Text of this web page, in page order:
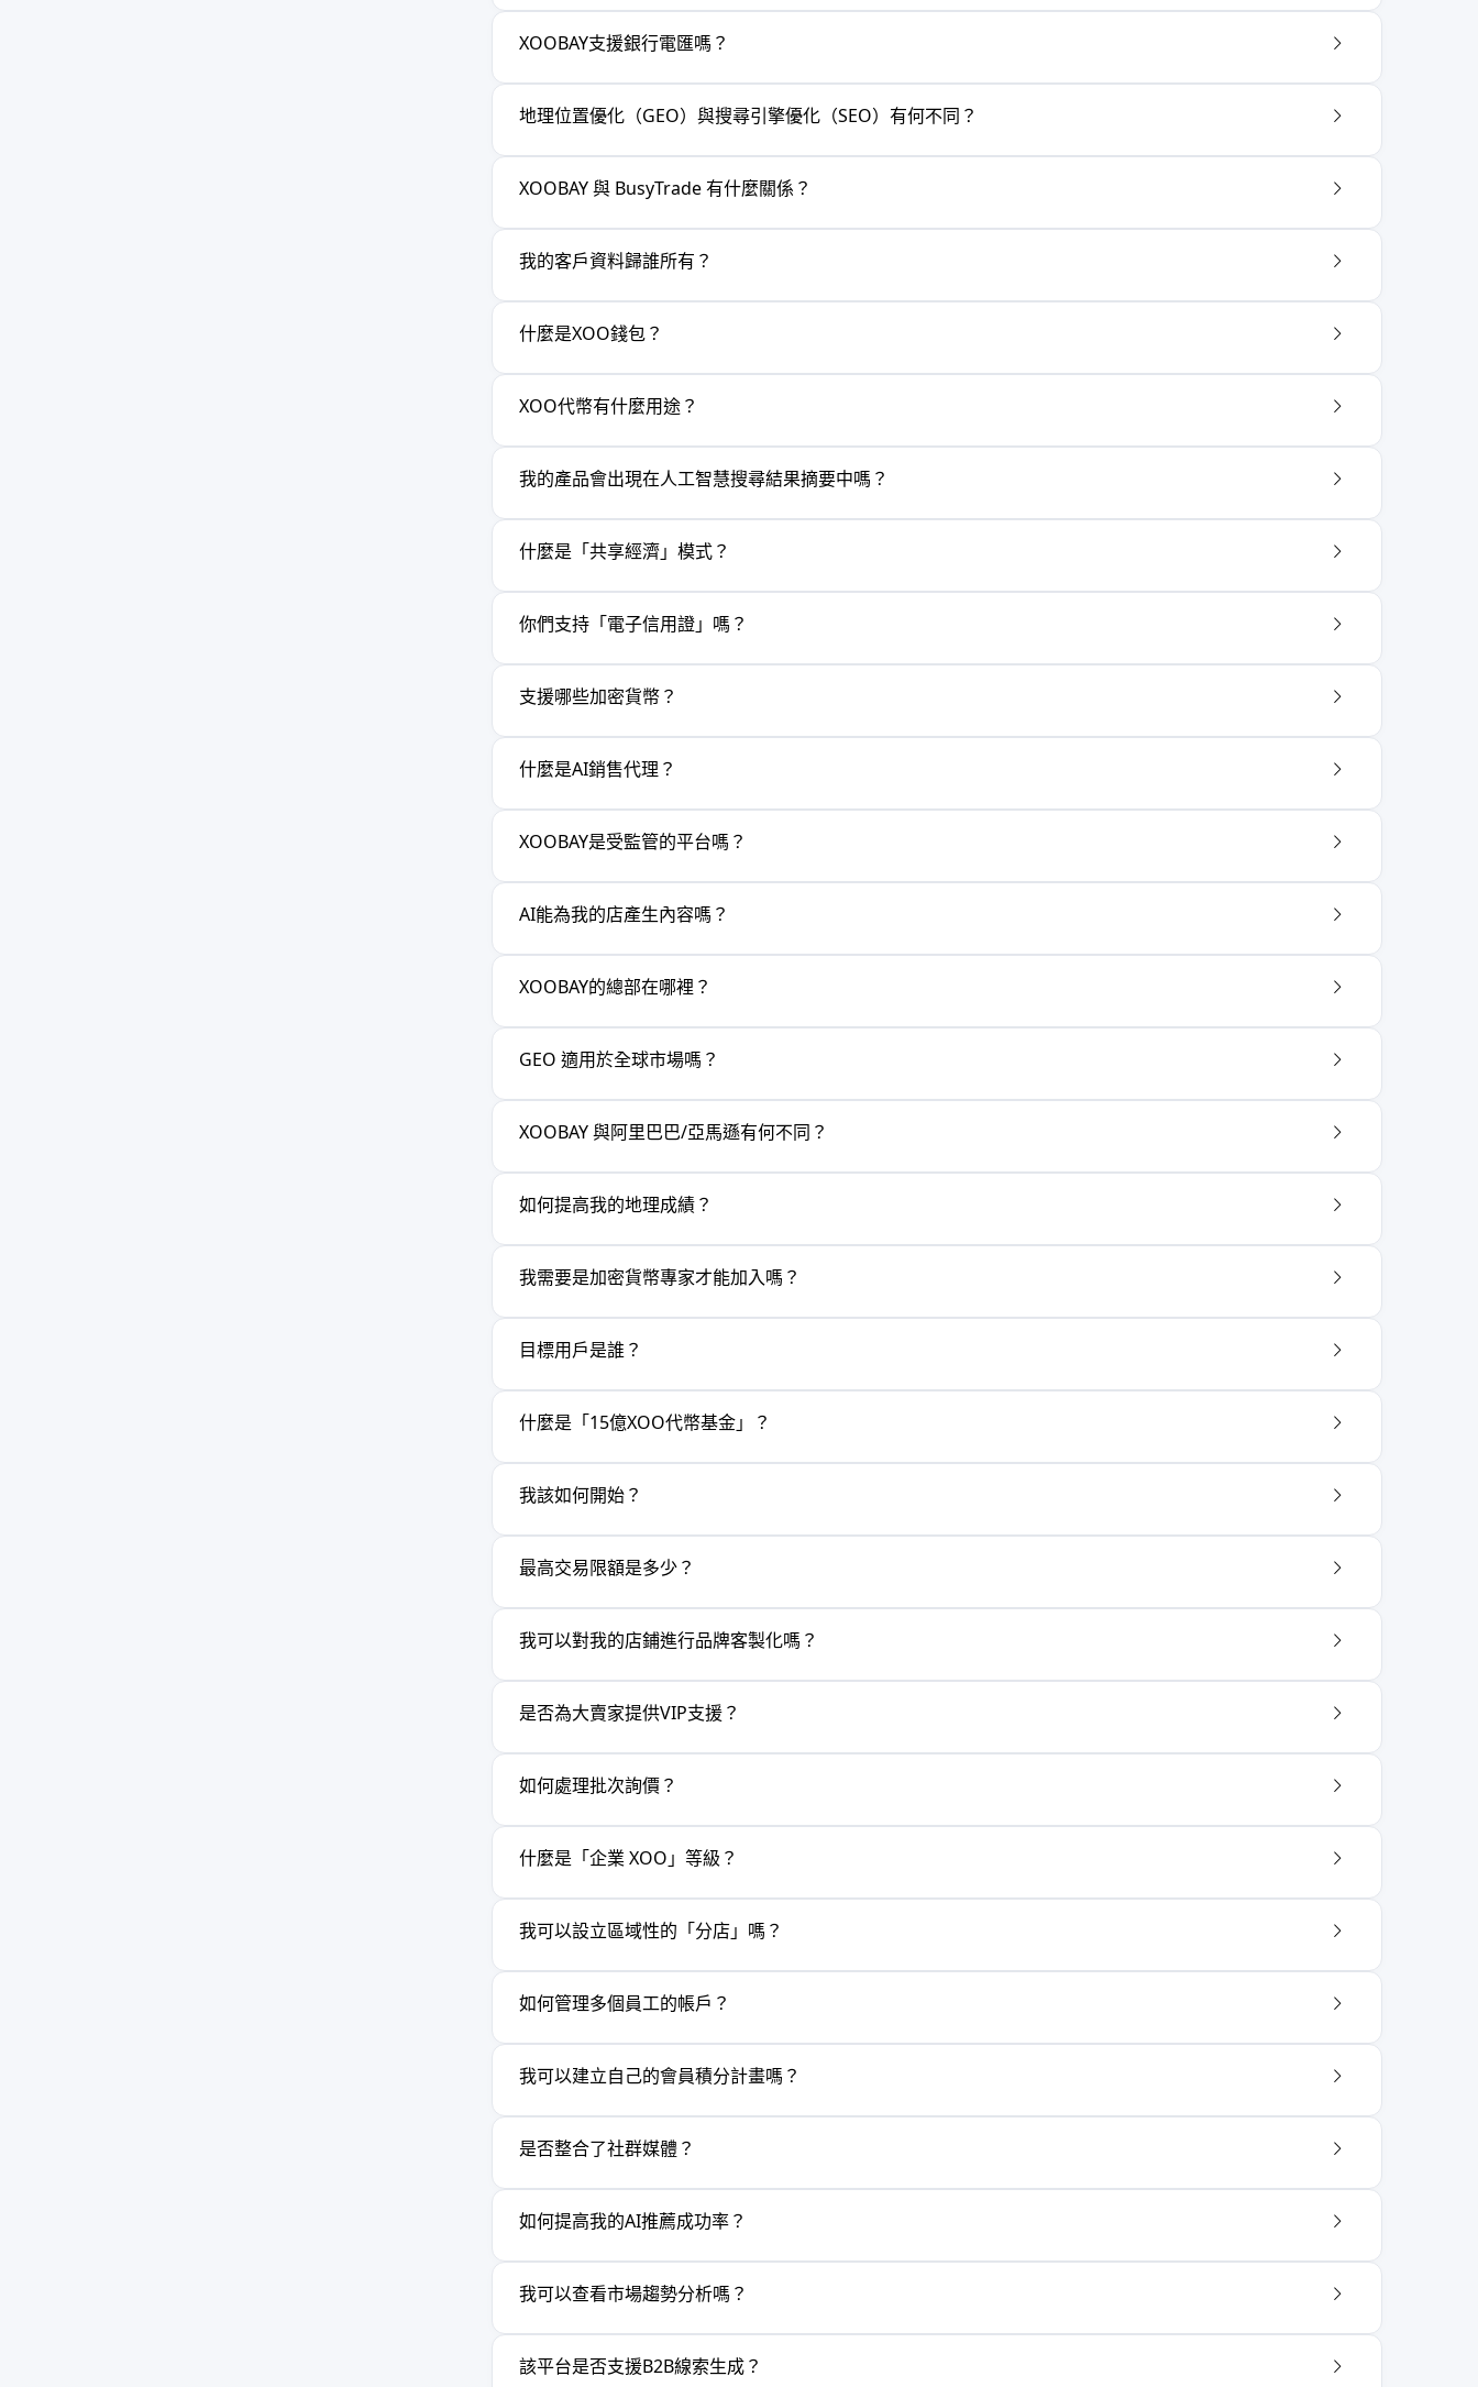
XOOBAY支援銀行電匯嗎？
地理位置優化（GEO）與搜尋引擎優化（SEO）有何不同？
XOOBAY 與 BusyTrade 有什麼關係？
我的客戶資料歸誰所有？
什麼是XOO錢包？
XOO代幣有什麼用途？
我的產品會出現在人工智慧搜尋結果摘要中嗎？
什麼是「共享經濟」模式？
你們支持「電子信用證」嗎？
支援哪些加密貨幣？
什麼是AI銷售代理？
XOOBAY是受監管的平台嗎？
AI能為我的店產生內容嗎？
XOOBAY的總部在哪裡？
GEO 適用於全球市場嗎？
XOOBAY 與阿里巴巴/亞馬遜有何不同？
如何提高我的地理成績？
我需要是加密貨幣專家才能加入嗎？
目標用戶是誰？
什麼是「15億XOO代幣基金」？
我該如何開始？
最高交易限額是多少？
我可以對我的店鋪進行品牌客製化嗎？
是否為大賣家提供VIP支援？
如何處理批次詢價？
什麼是「企業 XOO」等級？
我可以設立區域性的「分店」嗎？
如何管理多個員工的帳戶？
我可以建立自己的會員積分計畫嗎？
是否整合了社群媒體？
如何提高我的AI推薦成功率？
我可以查看市場趨勢分析嗎？
該平台是否支援B2B線索生成？